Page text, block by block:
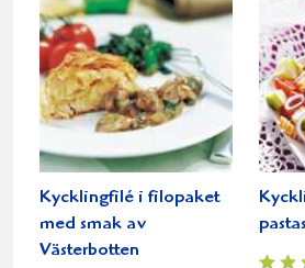
Kycklingfilé i filopaket
med smak av
Västerbotten